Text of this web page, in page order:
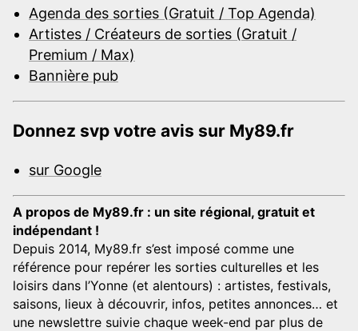
Agenda des sorties (Gratuit / Top Agenda)
Artistes / Créateurs de sorties (Gratuit /
Premium / Max)
Bannière pub
Donnez svp votre avis sur My89.fr
sur Google
A propos de My89.fr : un site régional, gratuit et
indépendant !
Depuis 2014, My89.fr s’est imposé comme une
référence pour repérer les sorties culturelles et les
loisirs dans l’Yonne (et alentours) : artistes, festivals,
saisons, lieux à découvrir, infos, petites annonces… et
une newslettre suivie chaque week-end par plus de